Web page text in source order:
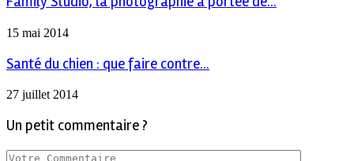
15 mai 2014
Santé du chien : que faire contre...
27 juillet 2014
Un petit commentaire ?